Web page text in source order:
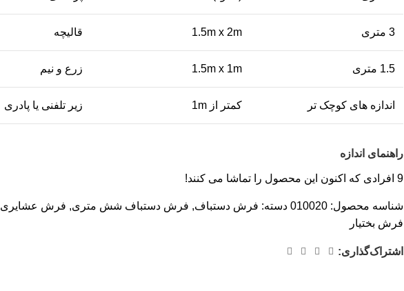
3 متری 1.5m x 2m قالیچه
1.5 متری 1.5m x 1m زرع و نیم
اندازه های کوچک تر کمتر از 1m زیر تلفنی یا پادری
راهنمای اندازه
9 افرادی که اکنون این محصول را تماشا می کنند!
شناسه محصول:010020 دسته: فرش دستباف, فرش دستباف شش متری, فرش عشایری
فرش بختیار
اشتراک‌گذاری: